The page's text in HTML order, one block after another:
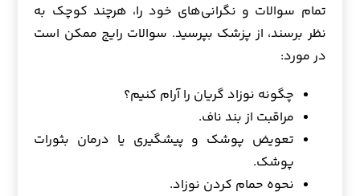
تمام سوالات و نگرانی‌های خود را، هرچند کوچک به
نظر برسند، از پزشک بپرسید. سوالات رایج ممکن است
در مورد:
چگونه نوزاد گریان را آرام کنیم؟
مراقبت از بند ناف.
تعویض پوشک و پیشگیری یا درمان بثورات
پوشک.
نحوه حمام کردن نوزاد.